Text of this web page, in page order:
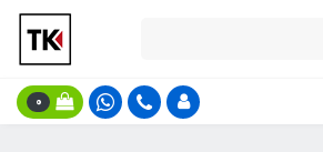
0